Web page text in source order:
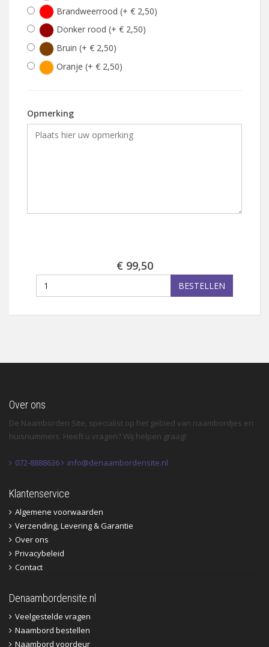
Brandweerrood (+ € 2,50)
Donker rood (+ € 2,50)
Bruin (+ € 2,50)
Oranje (+ € 2,50)
Opmerking
€ 99,50
BESTELLEN
Over ons
De Naamborden Site, specialist op het gebied van naambordjes en
huisnummers. Heeft u vragen? Wij helpen graag!
072-8888636 info@denaambordensite.nl
Klantenservice
Algemene voorwaarden
Verzending, Levering & Garantie
Over ons
Privacybeleid
Contact
Denaambordensite.nl
Veelgestelde vragen
Naambord bestellen
Naambord voordeur